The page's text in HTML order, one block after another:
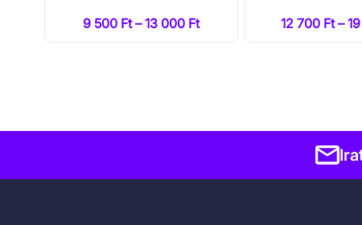
9 500 Ft – 13 000 Ft 12 700 Ft –